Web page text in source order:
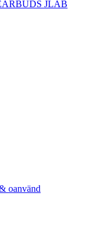
JLAB
oanvänd